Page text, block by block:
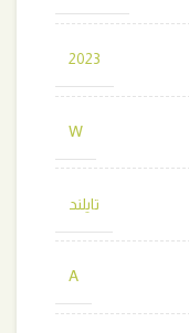
2023
W
تايلند
A